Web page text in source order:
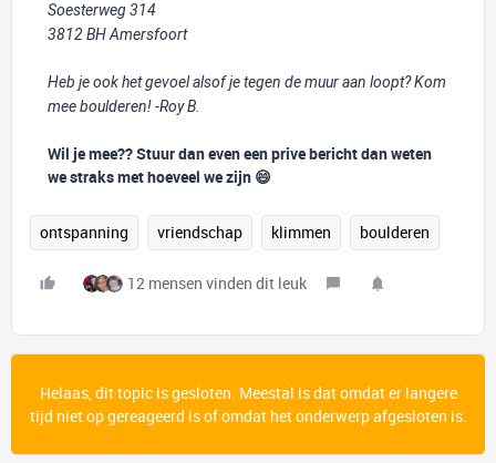
Soesterweg 314
3812 BH Amersfoort
Heb je ook het gevoel alsof je tegen de muur aan loopt? Kom
mee boulderen! -Roy B.
Wil je mee?? Stuur dan even een prive bericht dan weten
we straks met hoeveel we zijn 😄
ontspanning vriendschap klimmen boulderen
12 mensen vinden dit leuk
Helaas, dit topic is gesloten. Meestal is dat omdat er langere
tijd niet op gereageerd is of omdat het onderwerp afgesloten is.